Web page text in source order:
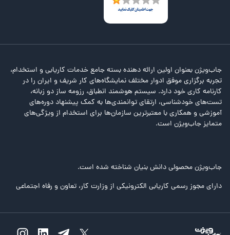
جاب‌ویژن بعنوان اولین ارائه دهنده بسته جامع خدمات کاریابی و استخدام،
تجربه برگزاری موفق ادوار مختلف نمایشگاه‌های کار شریف و ایران را در
کارنامه کاری خود دارد. سیستم هوشمند انطباق، رزومه ساز دو زبانه،
تست‌های خودشناسی، ارتقای توانمندی‌ها به کمک پیشنهاد دوره‌های
آموزشی و همکاری با معتبرترین سازمان‌ها برای استخدام از ویژگی‌های
متمایز جاب‌ویژن است.
جاب‌ویژن محصولی دانش بنیان شناخته شده است.
دارای مجوز رسمی کاریابی الکترونیکی از وزارت کار، تعاون و رفاه اجتماعی